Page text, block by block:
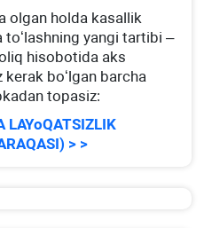
olgan holda kasallik
toʻlashning yangi tartibi –
hisobotida aks
boʻlgan barcha
topasiz:
LAYoQATSIZLIK
> >